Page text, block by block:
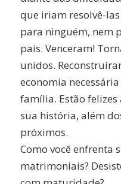
que iriam resolvê-
para ninguém, nem
pais. Venceram!
unidos.
economia
família. Estão felizes
sua história, além
próximos.
Como você enfrenta
matrimoniais?